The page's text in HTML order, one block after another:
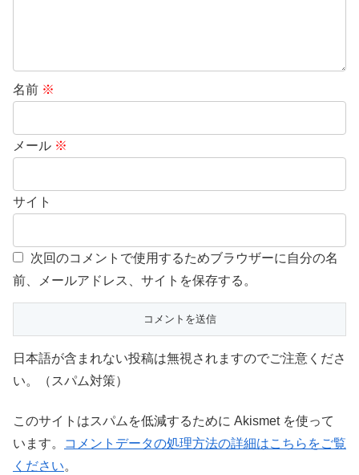
名前 ※
メール ※
サイト
次回のコメントで使用するためブラウザーに自分の名
前、メールアドレス、サイトを保存する。
日本語が含まれない投稿は無視されますのでご注意くださ
い。（スパム対策）
このサイトはスパムを低減するために Akismet を使って
います。
コメントデータの処理方法の詳細はこちらをご覧
ください。